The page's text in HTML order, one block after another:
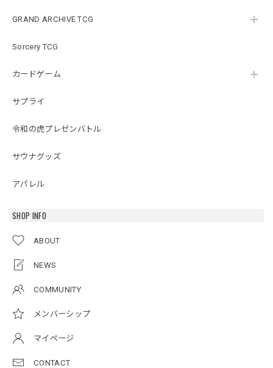
GRAND ARCHIVE TCG
Sorcery TCG
カードゲーム
サプライ
令和の虎プレゼンバトル
サウナグッズ
アパレル
SHOP INFO
ABOUT
NEWS
COMMUNITY
メンバーシップ
マイページ
CONTACT